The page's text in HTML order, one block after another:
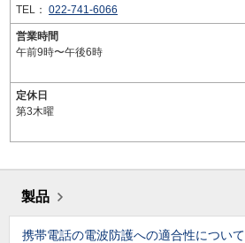
TEL： 022-741-6066
営業時間
午前9時〜午後6時
定休日
第3木曜
製品
携帯電話の電波防護への適合性について